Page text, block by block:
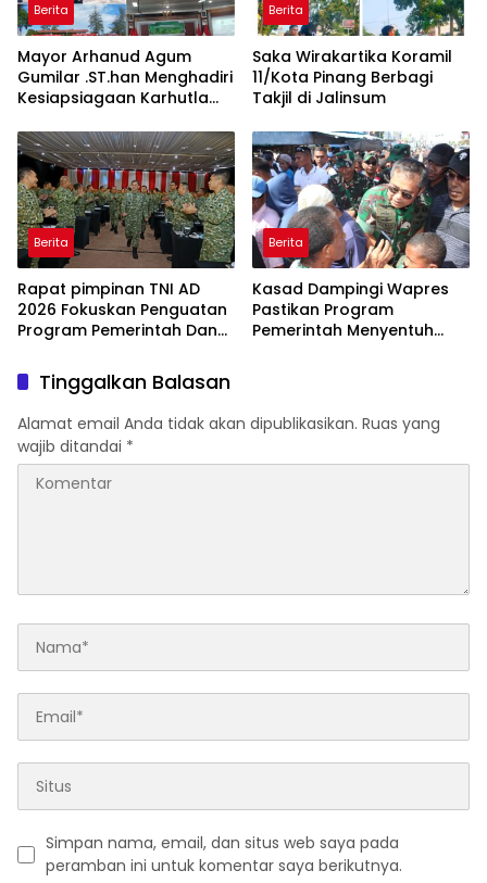
Berita
Mayor Arhanud Agum
Gumilar .ST.han Menghadiri
Kesiapsiagaan Karhutla
Berita
Saka Wirakartika Koramil
11/Kota Pinang Berbagi
Takjil di Jalinsum
Berita
Rapat pimpinan TNI AD
2026 Fokuskan Penguatan
Program Pemerintah Dan
Berita
Kasad Dampingi Wapres
Pastikan Program
Pemerintah Menyentuh
Tinggalkan Balasan
Alamat email Anda tidak akan dipublikasikan. Ruas yang
wajib ditandai *
Simpan nama, email, dan situs web saya pada
peramban ini untuk komentar saya berikutnya.